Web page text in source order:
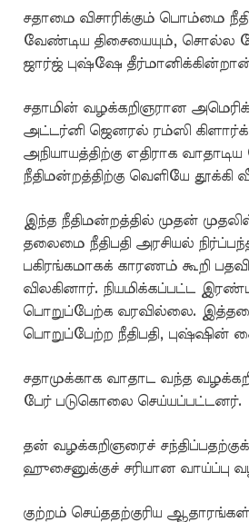
சதாமை விசாரிக்கும் பொம்மை
வேண்டிய திசையையும், சொல்ல
ஜார்ஜ் புஷ்ஷே
சதாமின் வழக்கறிஞரான
அட்டர்னி ஜெனரல் ரம்ஸி
அநியாயத்திற்கு எதிராக
நீதிமன்றத்திற்கு வெளியே தூக்கி
இந்த நீதிமன்றத்தில் முதன்
தலைமை நீதிபதி அரசியல்
பகிரங்கமாகக் காரணம் கூறி
விலகினார். நியமிக்கப்பட்ட
பொறுப்பேற்க வரவில்லை.
பொறுப்பேற்ற நீதிபதி, புஷ்ஷின்
சதாமுக்காக வாதாட வந்த
பேர் படுகொலை செய்யப்பட்டனர்.
தன் வழக்கறிஞரைச்
ஹுசைனுக்குச் சரியான வாய்ப்பு
குற்றம் செய்ததற்குரிய